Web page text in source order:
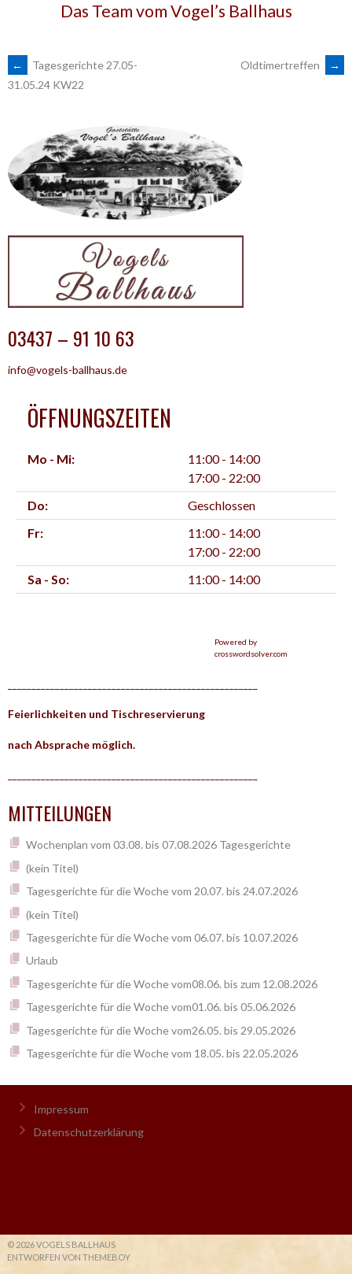
Das Team vom Vogel’s Ballhaus
ARTIKEL-
NAVIGATION
←
Tagesgerichte 27.05-
31.05.24 KW22
Oldtimertreffen →
03437 – 91 10 63
info@vogels-ballhaus.de
ÖFFNUNGSZEITEN
Mo - Mi:
11:00 - 14:00
17:00 - 22:00
Do:
Geschlossen
Fr:
11:00 - 14:00
17:00 - 22:00
Sa - So:
11:00 - 14:00
Powered by
crosswordsolver.com
Feierlichkeiten und Tischreservierung
nach Absprache möglich.
MITTEILUNGEN
Wochenplan vom 03.08. bis 07.08.2026 Tagesgerichte
(kein Titel)
Tagesgerichte für die Woche vom 20.07. bis 24.07.2026
(kein Titel)
Tagesgerichte für die Woche vom 06.07. bis 10.07.2026
Urlaub
Tagesgerichte für die Woche vom08.06. bis zum 12.08.2026
Tagesgerichte für die Woche vom01.06. bis 05.06.2026
Tagesgerichte für die Woche vom26.05. bis 29.05.2026
Tagesgerichte für die Woche vom 18.05. bis 22.05.2026
Impressum
Datenschutzerklärung
© 2026 VOGELS BALLHAUS
ENTWORFEN VON THEMEBOY